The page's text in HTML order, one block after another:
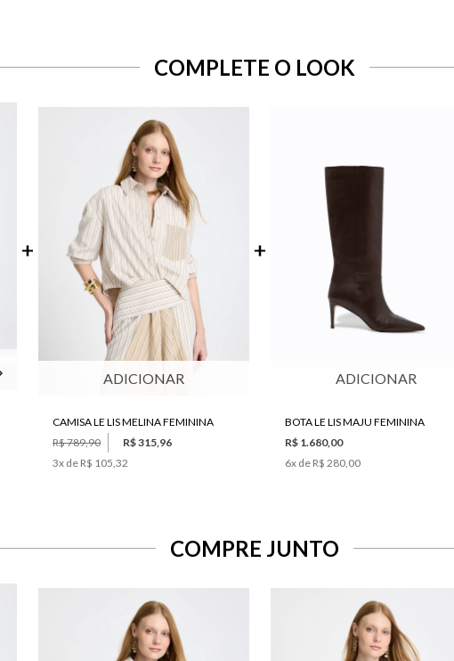
COMPLETE O LOOK
ADICIONAR
CAMISA LE LIS MELINA FEMININA
R$ 789,90
R$ 315,96
3x de R$ 105,32
ADICIONAR
BOTA LE LIS MAJU FEMININA
R$ 1.680,00
6x de R$ 280,00
COMPRE JUNTO